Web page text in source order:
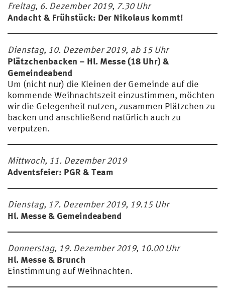
Freitag, 6. Dezember 2019, 7.30 Uhr
Andacht & Frühstück: Der Nikolaus kommt!
Dienstag, 10. Dezember 2019, ab 15 Uhr
Plätzchenbacken – Hl. Messe (18 Uhr) &
Gemeindeabend
Um (nicht nur) die Kleinen der Gemeinde auf die
kommende Weihnachtszeit einzustimmen, möchten
wir die Gelegenheit nutzen, zusammen Plätzchen zu
backen und anschließend natürlich auch zu
verputzen.
Mittwoch, 11. Dezember 2019
Adventsfeier: PGR & Team
Dienstag, 17. Dezember 2019, 19.15 Uhr
Hl. Messe & Gemeindeabend
Donnerstag, 19. Dezember 2019, 10.00 Uhr
Hl. Messe & Brunch
Einstimmung auf Weihnachten.